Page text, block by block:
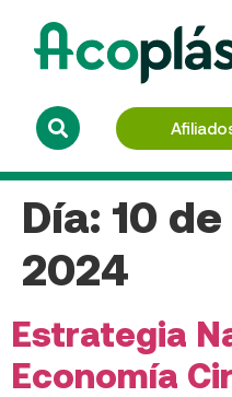
Día: 10
2024
Estrategia
Economía